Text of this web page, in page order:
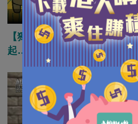
屈穎妍 作
【獨家文章】什麼叫幸福？由
起……